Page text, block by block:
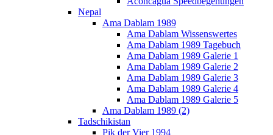
Nepal
Ama Dablam 1989
Ama Dablam Wissenswertes
Ama Dablam 1989 Tagebuch
Ama Dablam 1989 Galerie 1
Ama Dablam 1989 Galerie 2
Ama Dablam 1989 Galerie 3
Ama Dablam 1989 Galerie 4
Ama Dablam 1989 Galerie 5
Ama Dablam 1989 (2)
Tadschikistan
Pik der Vier 1994